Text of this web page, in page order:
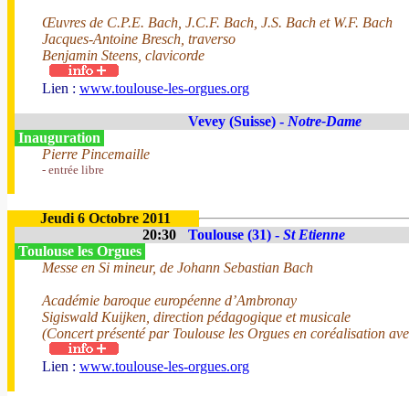
Œuvres de C.P.E. Bach, J.C.F. Bach, J.S. Bach et W.F. Bach
Jacques-Antoine Bresch, traverso
Benjamin Steens, clavicorde
Lien : www.toulouse-les-orgues.org
Vevey (Suisse) - Notre-Dame
Inauguration
Pierre Pincemaille
- entrée libre
Jeudi 6 Octobre 2011
20:30
Toulouse (31) - St Etienne
Toulouse les Orgues
Messe en Si mineur, de Johann Sebastian Bach
Académie baroque européenne d’Ambronay
Sigiswald Kuijken, direction pédagogique et musicale
(Concert présenté par Toulouse les Orgues en coréalisation
Lien : www.toulouse-les-orgues.org